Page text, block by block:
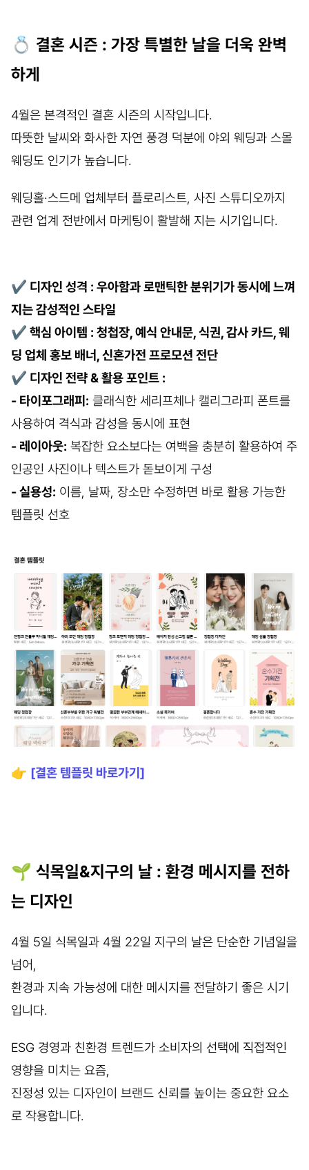
💍 결혼 시즌 : 가장 특별한 날을 더욱 완벽
하게
4월은 본격적인 결혼 시즌의 시작입니다.
따뜻한 날씨와 화사한 자연 풍경 덕분에 야외 웨딩과 스몰
웨딩도 인기가 높습니다.
웨딩홀·스드메 업체부터 플로리스트, 사진 스튜디오까지
관련 업계 전반에서 마케팅이 활발해 지는 시기입니다.
✔ 디자인 성격 : 우아함과 로맨틱한 분위기가 동시에 느껴
지는 감성적인 스타일
✔ 핵심 아이템 : 청첩장, 예식 안내문, 식권, 감사 카드, 웨
딩 업체 홍보 배너, 신혼가전 프로모션 전단
✔ 디자인 전략 & 활용 포인트 :
- 타이포그래피: 클래식한 세리프체나 캘리그라피 폰트를
사용하여 격식과 감성을 동시에 표현
- 레이아웃: 복잡한 요소보다는 여백을 충분히 활용하여 주
인공인 사진이나 텍스트가 돋보이게 구성
- 실용성: 이름, 날짜, 장소만 수정하면 바로 활용 가능한
템플릿 선호
👉 [결혼 템플릿 바로가기]
🌱 식목일&지구의 날 : 환경 메시지를 전하
는 디자인
4월 5일 식목일과 4월 22일 지구의 날은 단순한 기념일을
넘어,
환경과 지속 가능성에 대한 메시지를 전달하기 좋은 시기
입니다.
ESG 경영과 친환경 트렌드가 소비자의 선택에 직접적인
영향을 미치는 요즘,
진정성 있는 디자인이 브랜드 신뢰를 높이는 중요한 요소
로 작용합니다.